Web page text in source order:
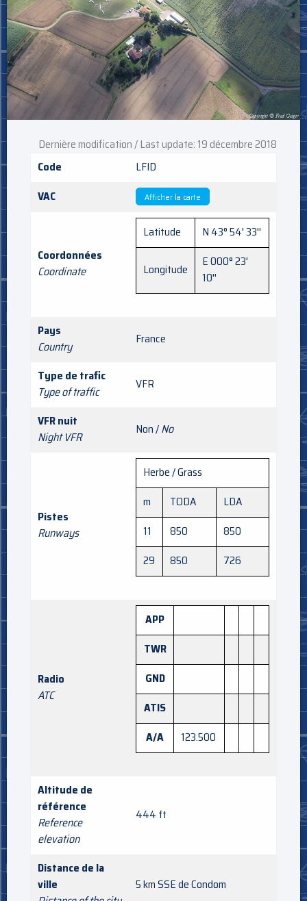
Dernière modification / Last update: 19 décembre 2018
Code
LFID
VAC
Afficher la carte
Coordonnées
Coordinate
Latitude N 43° 54' 33''
Longitude
E 000° 23'
10''
Pays
Country
France
Type de trafic
Type of traffic
VFR
VFR nuit
Night VFR
Non /No
Pistes
Runways
Herbe / Grass
m
TODA
LDA
11
850
850
29
850 726
Radio
ATC
APP
TWR
GND
ATIS
A/A
123.500
Altitude de
référence
Reference
elevation
444 ft
Distance de la
ville
5 km SSE de Condom